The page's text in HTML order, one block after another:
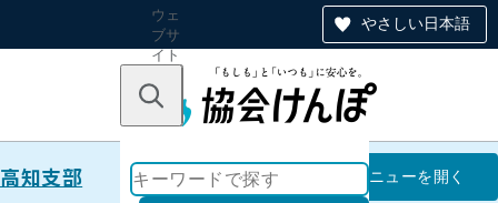
やさしい日本語
ウェ
ブサ
イト
のナ
ン
キーワードで探す
高知支部 高知支部
メニューを開く